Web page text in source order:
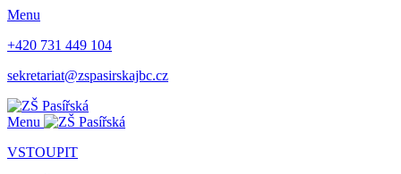
Menu
+420 731 449 104
sekretariat@zspasirskajbc.cz
Menu
VSTOUPIT